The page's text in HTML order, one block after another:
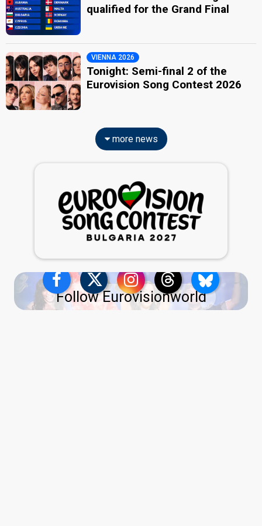
qualified for the Grand Final
VIENNA 2026
Tonight: Semi-final 2 of the
Eurovision Song Contest 2026
more news
Follow Eurovisionworld